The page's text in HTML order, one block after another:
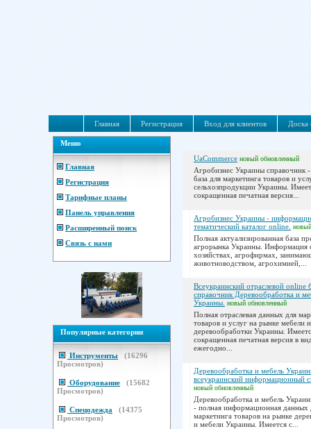
Главная Регистрация Вход для клиентов Доска
Меню
Главная
Регистрация
Тарифные планы
Панель управления
Расширенный поиск
Связь с нами
Популярные категории
Инструменты (16296
Просмотров)
Оборудование (15682
Просмотров)
Спецодежда (14375
Просмотров)
UaCommerce новый обновленный
Агробизнес Украины справочник -
база для маркетинга товаров и
сельхозпродукции Украины.
сокращенная печатная версия...
Агробизнес Украины -
тематический каталог online. новый
Полная актуализированная база
агрорынка Украины. Информация
хозяйствах, агрофирмах,
животноводством, агрохимией,...
Всеукраинский отраслевой online
справочник Деревообработка и
Украины. новый обновленный
Полная отраслевая данных для
товаров и услуг на рынке мебели и
деревообработки Украины.
сокращенная печатная версия в
ежегодно...
Деревообработка и мебель
всеукраинский информационный
новый обновленный
Деревообработка и мебель
- полная информационная данных
маркетинга товаров на рынке
и мебели Украины. Имеется с...